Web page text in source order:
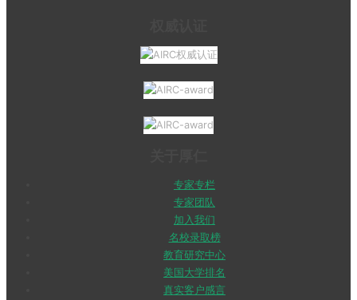
专家专栏
专家团队
加入我们
名校录取榜
教育研究中心
美国大学排名
真实客户感言